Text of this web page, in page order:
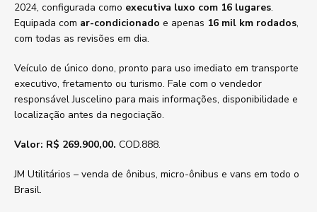
2024, configurada como executiva luxo com 16 lugares.
Equipada com ar-condicionado e apenas 16 mil km rodados,
com todas as revisões em dia.
Veículo de único dono, pronto para uso imediato em transporte
executivo, fretamento ou turismo. Fale com o vendedor
responsável Juscelino para mais informações, disponibilidade e
localização antes da negociação.
Valor: R$ 269.900,00. COD.888.
JM Utilitários – venda de ônibus, micro-ônibus e vans em todo o
Brasil.